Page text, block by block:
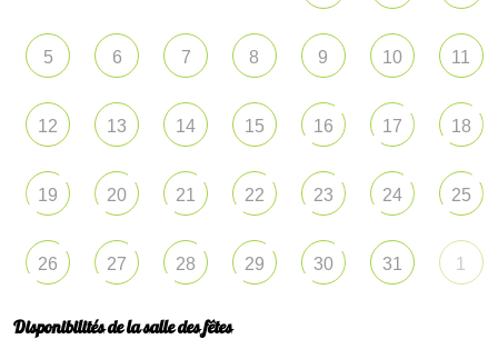
5 6 7 8 9 10 11
12 13 14 15 16 17 18
19 20 21 22 23 24 25
26 27 28 29 30 31 1
Disponibilités de la salle des fêtes